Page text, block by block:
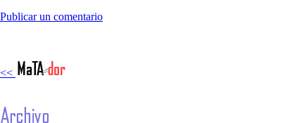
Publicar un comentario
<<